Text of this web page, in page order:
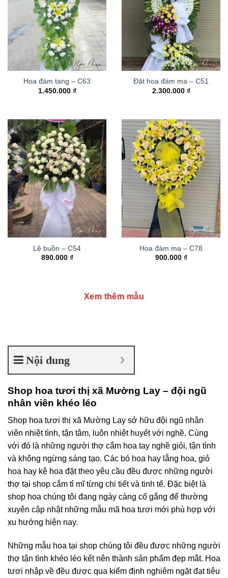
Hoa đám tang – C63
1.450.000 ₫
Đặt hoa đám ma – C51
2.300.000 ₫
Lệ buồn – C54
890.000 ₫
Hoa đám ma – C78
900.000 ₫
Xem thêm mẫu
Nội dung
Shop hoa tươi thị xã Mường Lay – đội ngũ
nhân viên khéo léo
Shop hoa tươi thị xã Mường Lay sở hữu đội ngũ nhân
viên nhiệt tình, tận tâm, luôn nhiệt huyết với nghề. Cùng
với đó là những người thợ cắm hoa tay nghề giỏi, tận tình
và không ngừng sáng tạo. Các bó hoa hay lẵng hoa, giỏ
hoa hay kệ hoa đặt theo yêu cầu đều được những người
thợ tại shop cắm tỉ mĩ từng chi tiết và tinh tế. Đặc biệt là
shop hoa chúng tôi đang ngày càng cố gắng để thường
xuyên cập nhật những mẫu mã hoa tươi mới phù hợp với
xu hướng hiện nay.
Những mẫu hoa tại shop chúng tôi đều được những người
thợ tận tình khéo léo kết nên thành sản phẩm đẹp mắt. Hoa
tươi nhập về đều được qua kiểm định nghiêm ngặt đạt tiêu